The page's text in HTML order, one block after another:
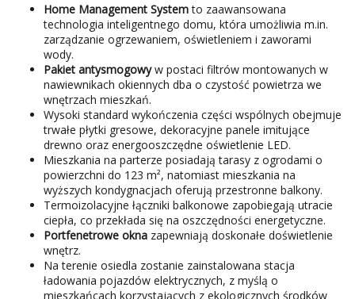
Home Management Systemto zaawansowana
technologia inteligentnego domu, która umożliwia m.in.
zarządzanie ogrzewaniem, oświetleniem i zaworami
wody.
Pakiet antysmogowyw postaci filtrów montowanych w
nawiewnikach okiennych dba o czystość powietrza we
wnętrzach mieszkań.
Wysoki standard wykończenia części wspólnych obejmuje
trwałe płytki gresowe, dekoracyjne panele imitujące
drewno oraz energooszczędne oświetlenie LED.
Mieszkania na parterze posiadają tarasy z ogrodami o
powierzchni do 123 m², natomiast mieszkania na
wyższych kondygnacjach oferują przestronne balkony.
Termoizolacyjne łączniki balkonowe zapobiegają utracie
ciepła, co przekłada się na oszczędności energetyczne.
Portfenetrowe okna zapewniają doskonałe doświetlenie
wnętrz.
Na terenie osiedla zostanie zainstalowana stacja
ładowania pojazdów elektrycznych, z myślą o
mieszkańcach korzystających z ekologicznych środków